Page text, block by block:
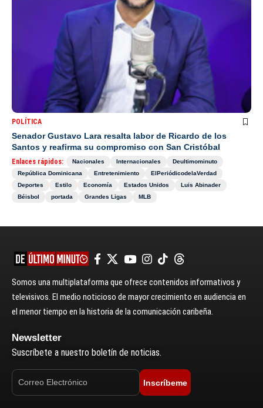
POLÍTICA
Senador Gustavo Lara resalta labor de Ricardo de los
Santos y reafirma su compromiso con San Cristóbal
Enlaces rápidos: Nacionales Internacionales
Deultimominuto
República Dominicana
Entretenimiento
ElPeriódicodelaVerdad
Deportes
Estilo Economía Estados Unidos
Luis Abinader
Béisbol
portada Grandes Ligas MLB
Somos una multiplataforma que ofrece contenidos informativos y
televisivos. El medio noticioso de mayor crecimiento en audiencia en
el menor tiempo en la historia de la comunicación caribeña.
Newsletter
Suscríbete a nuestro boletín de noticias.
Inscríbeme